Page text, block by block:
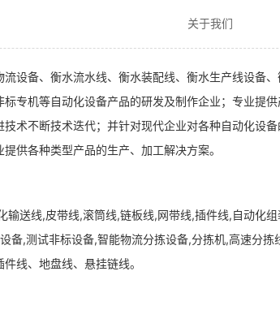
关于我们
设备、衡水流水线、衡水装配线、衡水生产线设备
专机等自动化设备产品的研发及制作企业；专业提
术不断技术迭代；并针对现代企业对各种自动化设
供各种类型产品的生产、加工解决方案。
输送线,皮带线,滚筒线,链板线,网带线,插件线,自动化
备,测试非标设备,智能物流分拣设备,分拣机,高速分拣
线、地盘线、悬挂链线。